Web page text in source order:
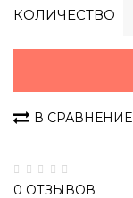
КОЛИЧЕСТВО
В СРАВНЕНИЕ
0 ОТЗЫВОВ